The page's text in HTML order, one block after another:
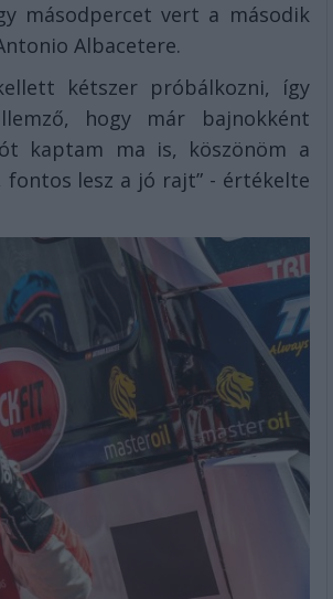
másodpercet vert a második
Albacetere.
kétszer próbálkozni, így
hogy már bajnokként
kaptam ma is, köszönöm a
fontos lesz a jó rajt” - értékelte